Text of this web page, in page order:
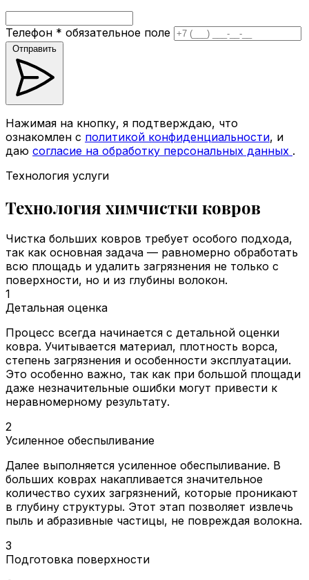
Телефон * обязательное поле
Отправить
Нажимая на кнопку, я подтверждаю, что
ознакомлен с политикой конфиденциальности, и
даю согласие на обработку персональных данных .
Технология услуги
Технология химчистки ковров
Чистка больших ковров требует особого подхода,
так как основная задача — равномерно обработать
всю площадь и удалить загрязнения не только с
поверхности, но и из глубины волокон.
1
Детальная оценка
Процесс всегда начинается с детальной оценки
ковра. Учитывается материал, плотность ворса,
степень загрязнения и особенности эксплуатации.
Это особенно важно, так как при большой площади
даже незначительные ошибки могут привести к
неравномерному результату.
2
Усиленное обеспыливание
Далее выполняется усиленное обеспыливание. В
больших коврах накапливается значительное
количество сухих загрязнений, которые проникают
в глубину структуры. Этот этап позволяет извлечь
пыль и абразивные частицы, не повреждая волокна.
3
Подготовка поверхности